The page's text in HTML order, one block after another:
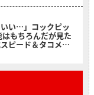
いい…」コックピッ
もちろんだが見た
ピード＆タコメー